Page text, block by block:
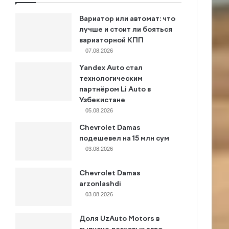
Вариатор или автомат: что
лучше и стоит ли бояться
вариаторной КПП
07.08.2026
Yandex Auto стал
технологическим
партнёром Li Auto в
Узбекистане
05.08.2026
Chevrolet Damas
подешевел на 15 млн сум
03.08.2026
Chevrolet Damas
arzonlashdi
03.08.2026
Доля UzAuto Motors в